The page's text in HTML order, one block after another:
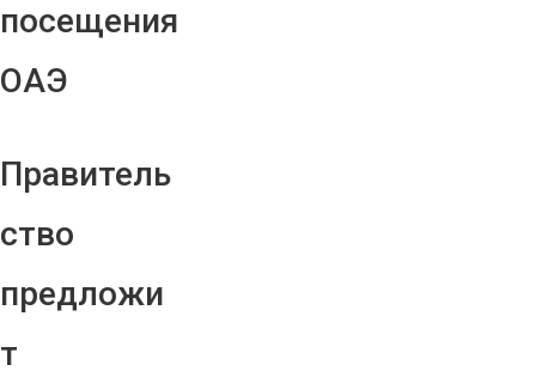
посещения
ОАЭ
Правитель
ство
предложи
т